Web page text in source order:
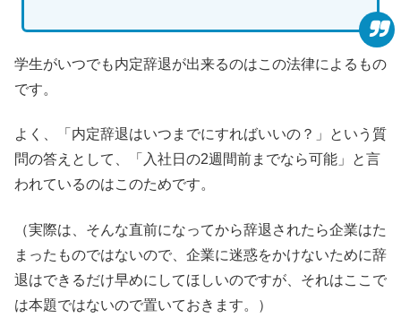
学生がいつでも内定辞退が出来るのはこの法律によるもの
です。
よく、「内定辞退はいつまでにすればいいの？」という質
問の答えとして、「入社日の2週間前までなら可能」と言
われているのはこのためです。
（実際は、そんな直前になってから辞退されたら企業はた
まったものではないので、企業に迷惑をかけないために辞
退はできるだけ早めにしてほしいのですが、それはここで
は本題ではないので置いておきます。）